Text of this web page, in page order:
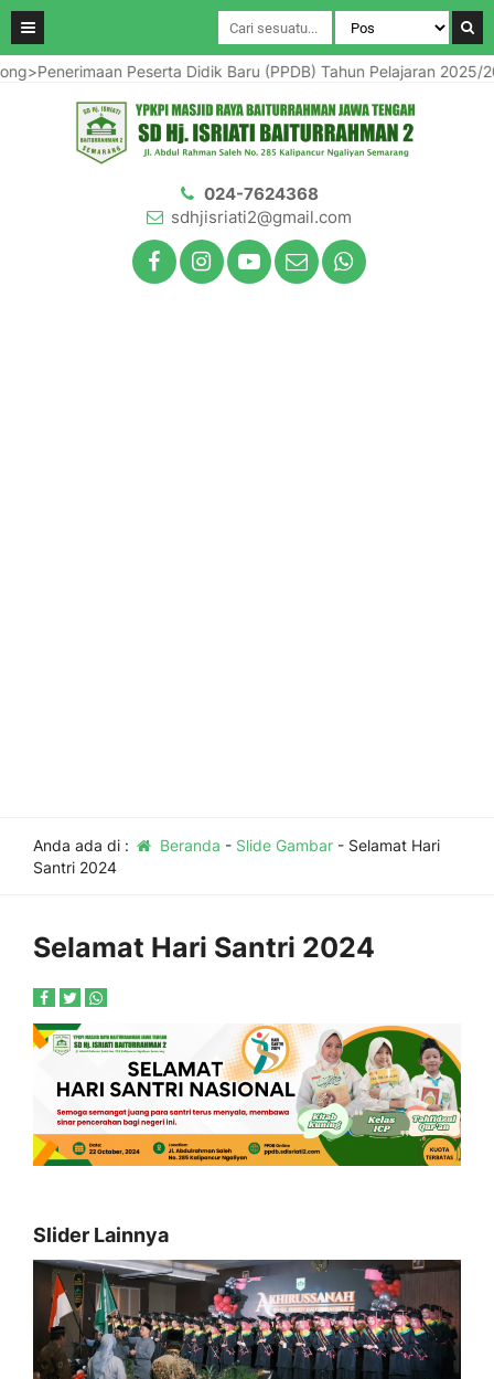
Peserta Didik Baru (PPDB) Tahun Pelajaran 2025/
024-7624368
sdhjisriati2@gmail.com
Anda ada di : Beranda - Slide Gambar- Selamat Hari
Santri 2024
Selamat Hari Santri 2024
Slider Lainnya